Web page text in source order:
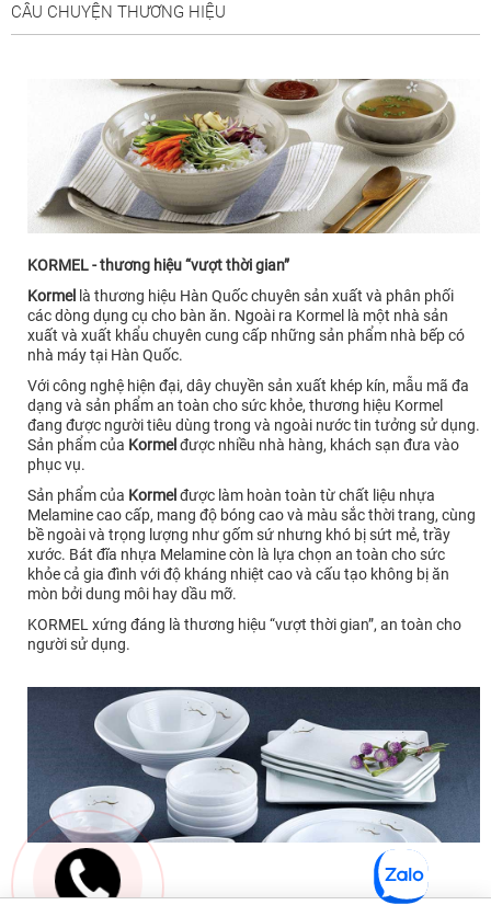
CÂU CHUYỆN THƯƠNG HIỆU
KORMEL - thương hiệu “vượt thời gian”
Kormel là thương hiệu Hàn Quốc chuyên sản xuất và phân phối
các dòng dụng cụ cho bàn ăn. Ngoài ra Kormel là một nhà sản
xuất và xuất khẩu chuyên cung cấp những sản phẩm nhà bếp có
nhà máy tại Hàn Quốc.
Với công nghệ hiện đại, dây chuyền sản xuất khép kín, mẫu mã đa
dạng và sản phẩm an toàn cho sức khỏe, thương hiệu Kormel
đang được người tiêu dùng trong và ngoài nước tin tưởng sử dụng.
Sản phẩm của Kormel được nhiều nhà hàng, khách sạn đưa vào
phục vụ.
Sản phẩm của Kormel được làm hoàn toàn từ chất liệu nhựa
Melamine cao cấp, mang độ bóng cao và màu sắc thời trang, cùng
bề ngoài và trọng lượng như gốm sứ nhưng khó bị sứt mẻ, trầy
xước. Bát đĩa nhựa Melamine còn là lựa chọn an toàn cho sức
khỏe cả gia đình với độ kháng nhiệt cao và cấu tạo không bị ăn
mòn bởi dung môi hay dầu mỡ.
KORMEL xứng đáng là thương hiệu “vượt thời gian”, an toàn cho
người sử dụng.